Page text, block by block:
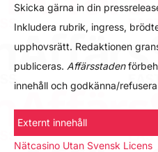
Skicka gärna in din
Inkludera rubrik, ingress,
upphovsrätt. Redaktionen
publiceras. Affärsstaden
innehåll och godkänna/
Externt innehåll
Nätcasino Utan Svensk Licens